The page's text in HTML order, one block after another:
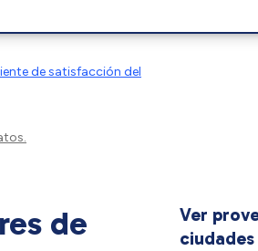
de satisfacción del
de
Ver